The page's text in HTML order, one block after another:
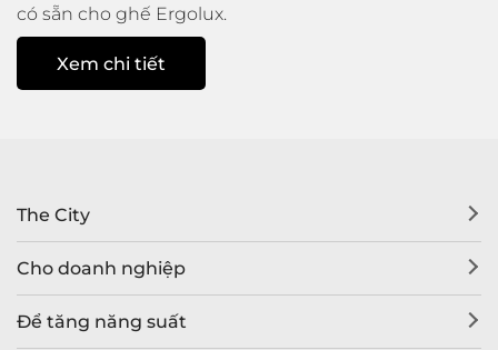
có sẵn cho ghế Ergolux.
Xem chi tiết
The City
Cho doanh nghiệp
Để tăng năng suất